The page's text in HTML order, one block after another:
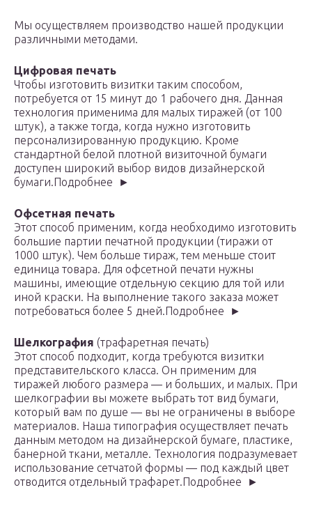
Мы осуществляем производство нашей продукции
различными методами.
Цифровая печать
Чтобы изготовить визитки таким способом,
потребуется от 15 минут до 1 рабочего дня. Данная
технология применима для малых тиражей (от 100
штук), а также тогда, когда нужно изготовить
персонализированную продукцию. Кроме
стандартной белой плотной визиточной бумаги
доступен широкий выбор видов дизайнерской
бумаги.Подробнее ►
Офсетная печать
Этот способ применим, когда необходимо изготовить
большие партии печатной продукции (тиражи от
1000 штук). Чем больше тираж, тем меньше стоит
единица товара. Для офсетной печати нужны
машины, имеющие отдельную секцию для той или
иной краски. На выполнение такого заказа может
потребоваться более 5 дней.Подробнее ►
Шелкография (трафаретная печать)
Этот способ подходит, когда требуются визитки
представительского класса. Он применим для
тиражей любого размера — и больших, и малых. При
шелкографии вы можете выбрать тот вид бумаги,
который вам по душе — вы не ограничены в выборе
материалов. Наша типография осуществляет печать
данным методом на дизайнерской бумаге, пластике,
банерной ткани, металле. Технология подразумевает
использование сетчатой формы — под каждый цвет
отводится отдельный трафарет.Подробнее ►